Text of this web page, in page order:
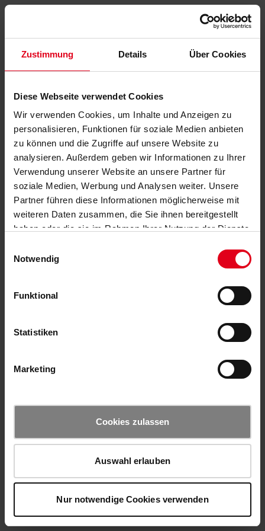
Zustimmung Details Über Cookies
Diese Webseite verwendet Cookies
Wir verwenden Cookies, um Inhalte und Anzeigen zu
personalisieren, Funktionen für soziale Medien anbieten
zu können und die Zugriffe auf unsere Website zu
analysieren. Außerdem geben wir Informationen zu Ihrer
Verwendung unserer Website an unsere Partner für
soziale Medien, Werbung und Analysen weiter. Unsere
Partner führen diese Informationen möglicherweise mit
weiteren Daten zusammen, die Sie ihnen bereitgestellt
haben oder die sie im Rahmen Ihrer Nutzung der Dienste
Notwendig
Funktional
Statistiken
Marketing
Cookies zulassen
Auswahl erlauben
Nur notwendige Cookies verwenden